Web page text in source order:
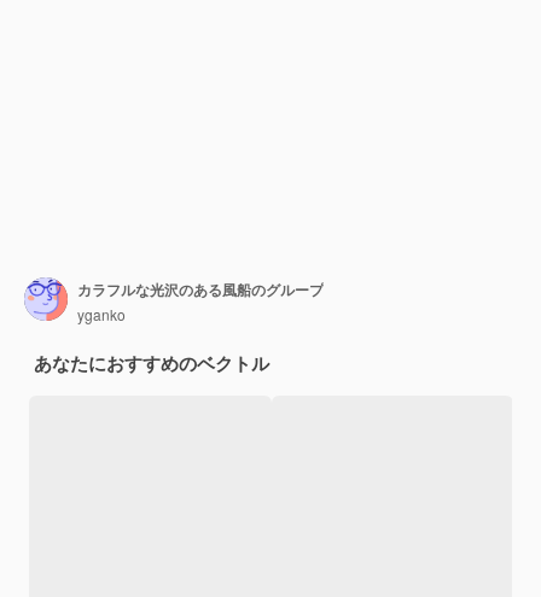
カラフルな光沢のある風船のグループ
yganko
あなたにおすすめのベクトル